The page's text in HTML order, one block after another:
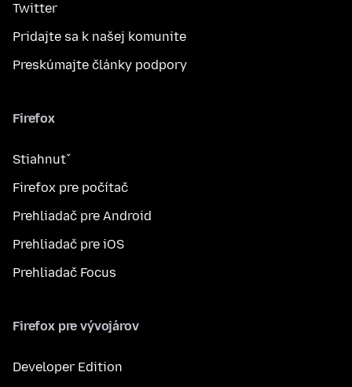
Twitter
Pridajte sa k našej komunite
Preskúmajte články podpory
Firefox
Stiahnuť
Firefox pre počítač
Prehliadač pre Android
Prehliadač pre iOS
Prehliadač Focus
Firefox pre vývojárov
Developer Edition